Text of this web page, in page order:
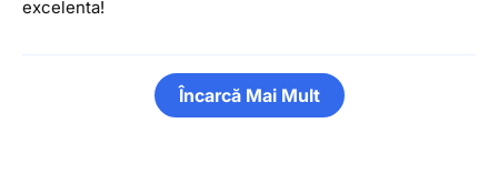
excelenta!
Încarcă Mai Mult